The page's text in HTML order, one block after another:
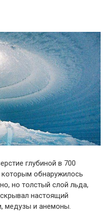
глубиной в 700
обнаружилось
но толстый слой льда,
настоящий
медузы и анемоны.